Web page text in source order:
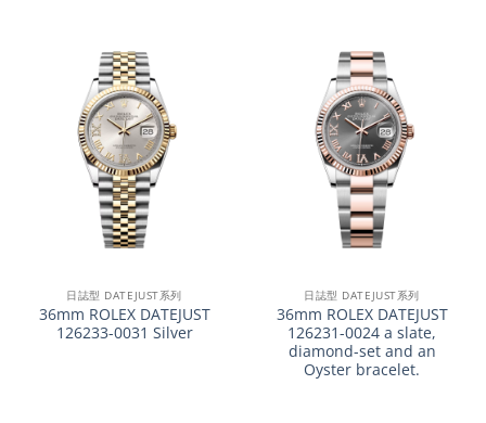
日誌型 DATEJUST系列
36mm ROLEX DATEJUST
126233-0031 Silver
日誌型 DATEJUST系列
36mm ROLEX DATEJUST
126231-0024 a slate,
diamond-set and an
Oyster bracelet.